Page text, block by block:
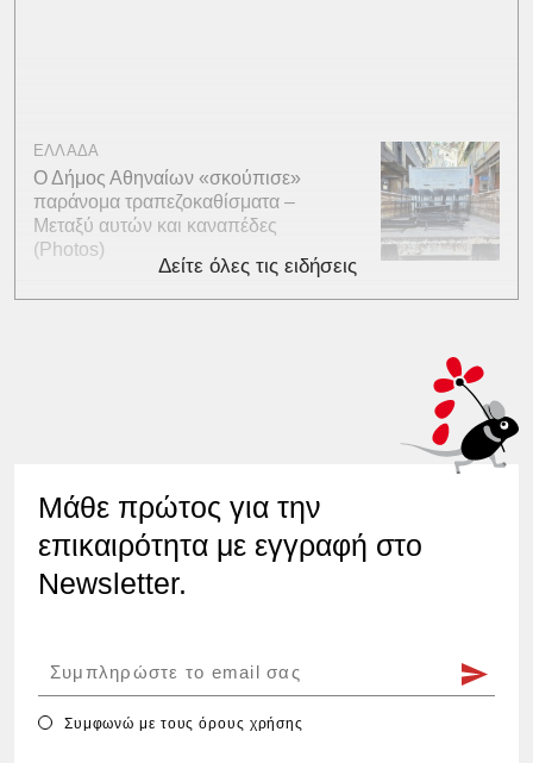
ΕΛΛΑΔΑ
Ο Δήμος Αθηναίων «σκούπισε»
παράνομα τραπεζοκαθίσματα –
Μεταξύ αυτών και καναπέδες
(Photos)
Δείτε όλες τις ειδήσεις
Μάθε πρώτος για την
επικαιρότητα με εγγραφή στο
Newsletter.
Συμφωνώ με τουςόρους χρήσης